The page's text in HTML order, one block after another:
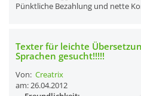
Pünktliche Bezahlung und nette
Texter für leichte
Sprachen gesucht!!!!!
Von: Creatrix
am: 26.04.2012